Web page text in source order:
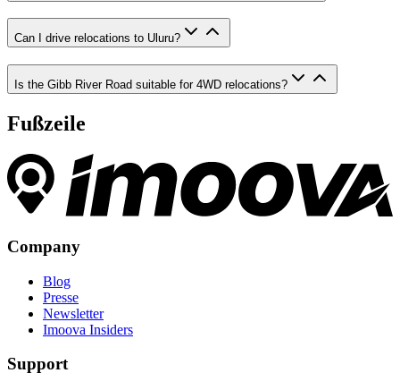
Can I drive relocations to Uluru?
Is the Gibb River Road suitable for 4WD relocations?
Fußzeile
Company
Blog
Presse
Newsletter
Imoova Insiders
Support